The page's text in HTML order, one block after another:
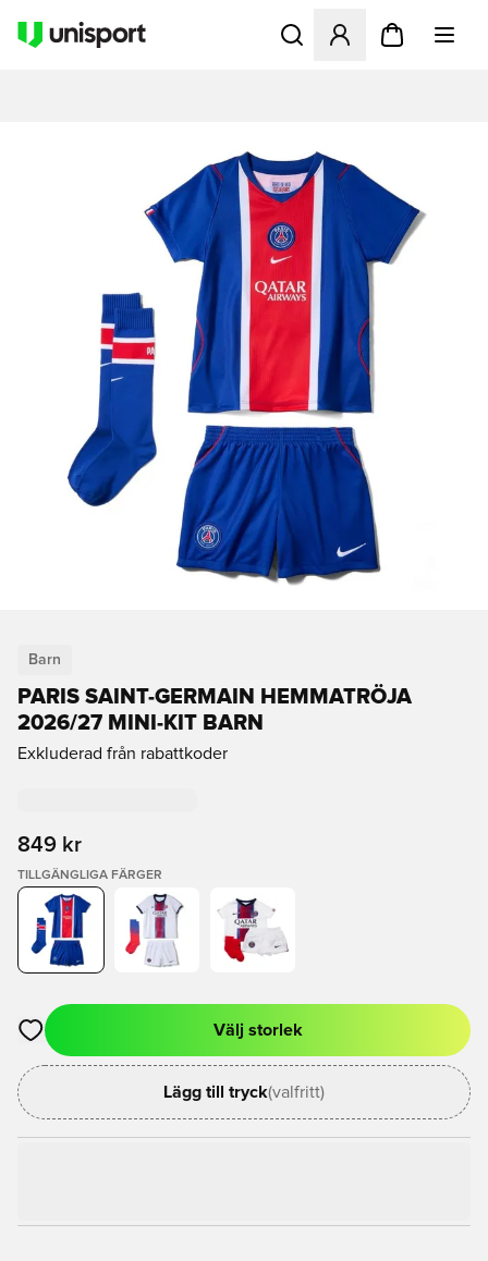
Öppnar en Modal för att
Barn
PARIS SAINT-GERMAIN HEMMATRÖJA
2026/27 MINI-KIT BARN
Exkluderad från rabattkoder
849 kr
TILLGÄNGLIGA FÄRGER
Öppnar en Modal för att logga in eller registrera dig som
Välj storlek
Lägg till tryck(valfritt)